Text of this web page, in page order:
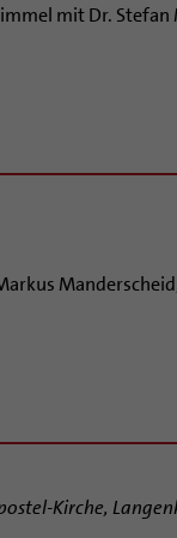
mit Dr. Stefan
Kirche,